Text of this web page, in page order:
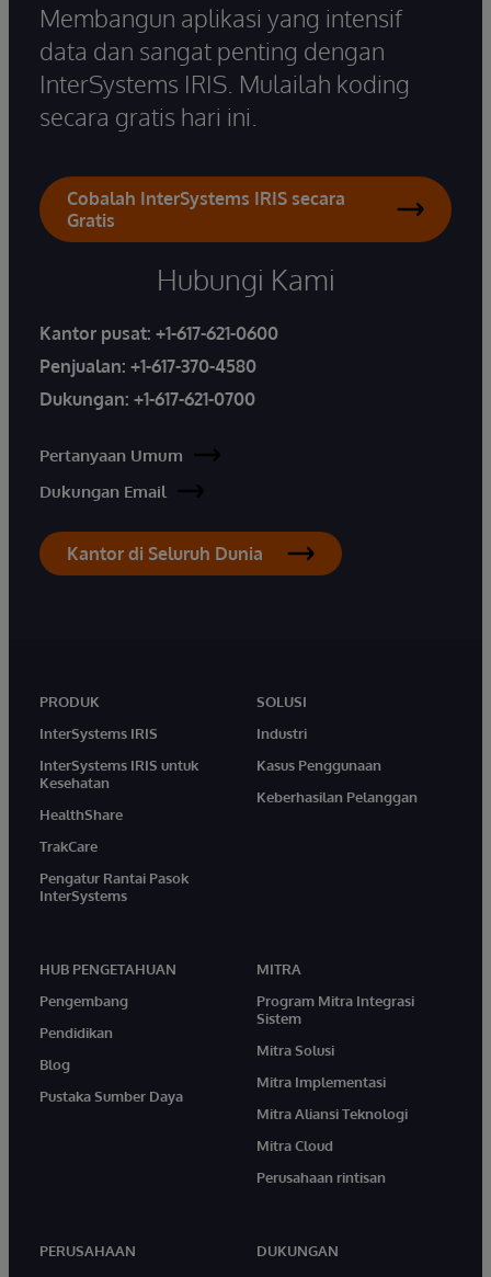
Membangun aplikasi yang intensif
data dan sangat penting dengan
InterSystems IRIS. Mulailah koding
secara gratis hari ini.
Cobalah InterSystems IRIS secara
Gratis
Hubungi Kami
Kantor pusat: +1-617-621-0600
Penjualan: +1-617-370-4580
Dukungan: +1-617-621-0700
Pertanyaan Umum
Dukungan Email
Kantor di Seluruh Dunia
PRODUK
InterSystems IRIS
InterSystems IRIS untuk
Kesehatan
HealthShare
TrakCare
Pengatur Rantai Pasok
InterSystems
SOLUSI
Industri
Kasus Penggunaan
Keberhasilan Pelanggan
HUB PENGETAHUAN
Pengembang
Pendidikan
Blog
Pustaka Sumber Daya
MITRA
Program Mitra Integrasi
Sistem
Mitra Solusi
Mitra Implementasi
Mitra Aliansi Teknologi
Mitra Cloud
Perusahaan rintisan
PERUSAHAAN
DUKUNGAN